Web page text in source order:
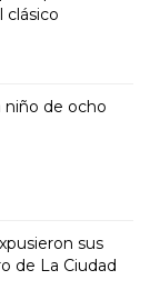
clásico
niño de ocho
sus
de La Ciudad